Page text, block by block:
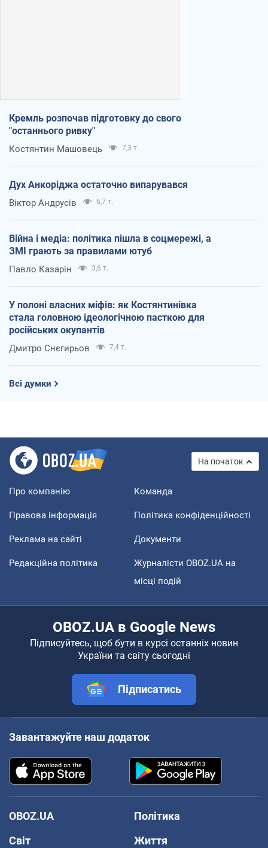
Кремль розпочав підготовку до свого
"останнього ривку"
Костянтин Машовець 7,3 т.
Дух Анкоріджа остаточно випарувався
Віктор Андрусів 6,7 т.
Війна і медіа: політика пішла в соцмережі, а
ЗМІ грають за правилами ютуб
Павло Казарін 3,6 т.
У полоні власних міфів: як Костянтинівка
стала головною ідеологічною пасткою для
російських окупантів
Дмитро Снєгирьов 7,4 т.
Всі думки
На початок
Про компанію Команда
Правова інформація Політика конфіденційності
Реклама на сайті Документи
Редакційна політика
Журналісти OBOZ.UA на
місці подій
OBOZ.UA в Google News
Підписуйтесь, щоб бути в курсі останніх новин
України та світу сьогодні
Підписатись
Завантажуйте наш додаток
OBOZ.UA
Політика
Світ
Життя